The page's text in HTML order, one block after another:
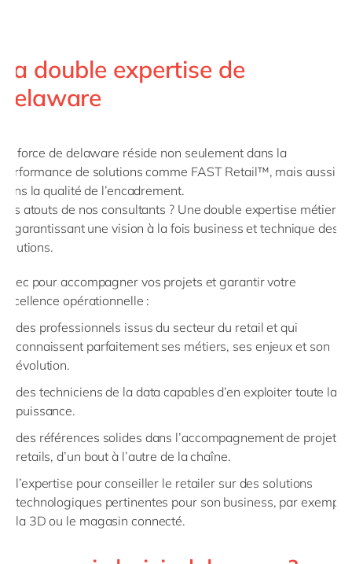
La double expertise de
delaware
La force de delaware réside non seulement dans la
performance de solutions comme FAST Retail™, mais aussi
dans la qualité de l’encadrement.
Les atouts de nos consultants ? Une double expertise métier et
IT garantissant une vision à la fois business et technique des
solutions.
Avec pour accompagner vos projets et garantir votre
excellence opérationnelle :
des professionnels issus du secteur du retail et qui
connaissent parfaitement ses métiers, ses enjeux et son
évolution.
des techniciens de la data capables d’en exploiter toute la
puissance.
des références solides dans l’accompagnement de projets
retails, d’un bout à l’autre de la chaîne.
l’expertise pour conseiller le retailer sur des solutions
technologiques pertinentes pour son business, par exemple
la 3D ou le magasin connecté.